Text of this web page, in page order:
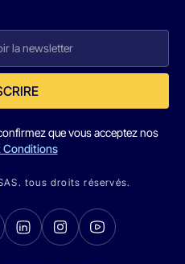
que vous acceptez nos
Conditions
tous droits réservés.